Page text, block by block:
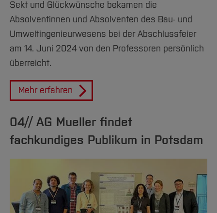
Sekt und Glückwünsche bekamen die
Absolventinnen und Absolventen des Bau- und
Umweltingenieurwesens bei der Abschlussfeier
am 14. Juni 2024 von den Professoren persönlich
überreicht.
Mehr erfahren
04// AG Mueller findet
fachkundiges Publikum in Potsdam